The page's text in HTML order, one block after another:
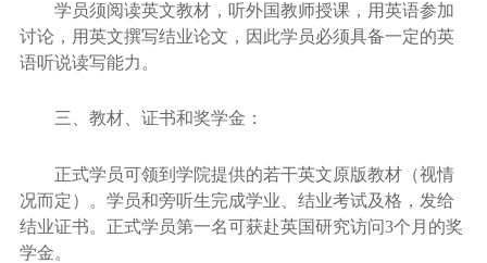
学员须阅读英文教材，听外国教师授课，用英语参加
讨论，用英文撰写结业论文，因此学员必须具备一定的英
语听说读写能力。
三、教材、证书和奖学金：
正式学员可领到学院提供的若干英文原版教材（视情
况而定）。学员和旁听生完成学业、结业考试及格，发给
结业证书。正式学员第一名可获赴英国研究访问3个月的奖
学金。